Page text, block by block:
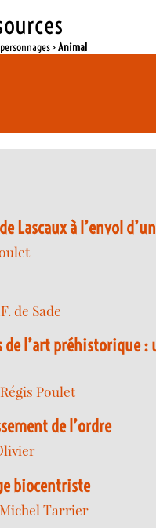
>Animal
Lascaux à l’envol
de Sade
de l’art préhistorique :
Régis Poulet
de l’ordre
biocentriste
Michel Tarrier